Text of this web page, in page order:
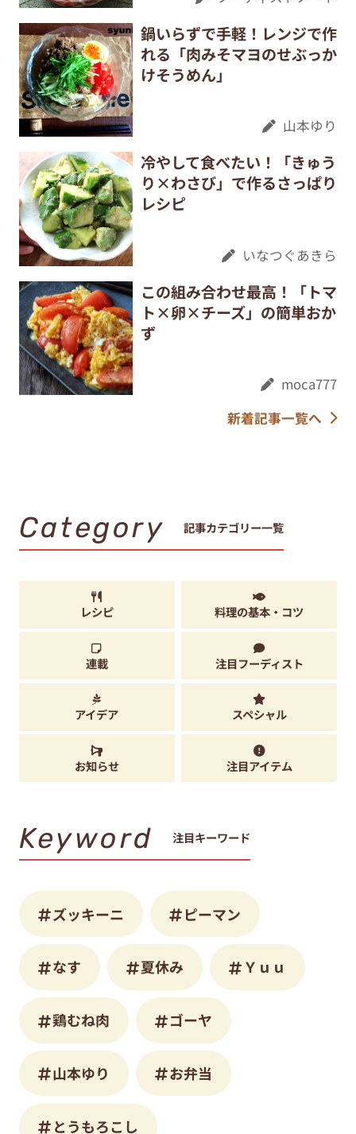
鍋いらずで手軽！レンジで作
れる「肉みそマヨのせぶっか
けそうめん」
山本ゆり
冷やして食べたい！「きゅう
り×わさび」で作るさっぱり
レシピ
いなつぐあきら
この組み合わせ最高！「トマ
ト×卵×チーズ」の簡単おか
ず
moca777
新着記事一覧へ
Category 記事カテゴリー一覧
レシピ 料理の基本・コツ
連載 注目フーディスト
アイデア スペシャル
お知らせ 注目アイテム
Keyword 注目キーワード
ズッキーニ ピーマン
なす 夏休み Ｙｕｕ
鶏むね肉 ゴーヤ
山本ゆり お弁当
とうもろこし